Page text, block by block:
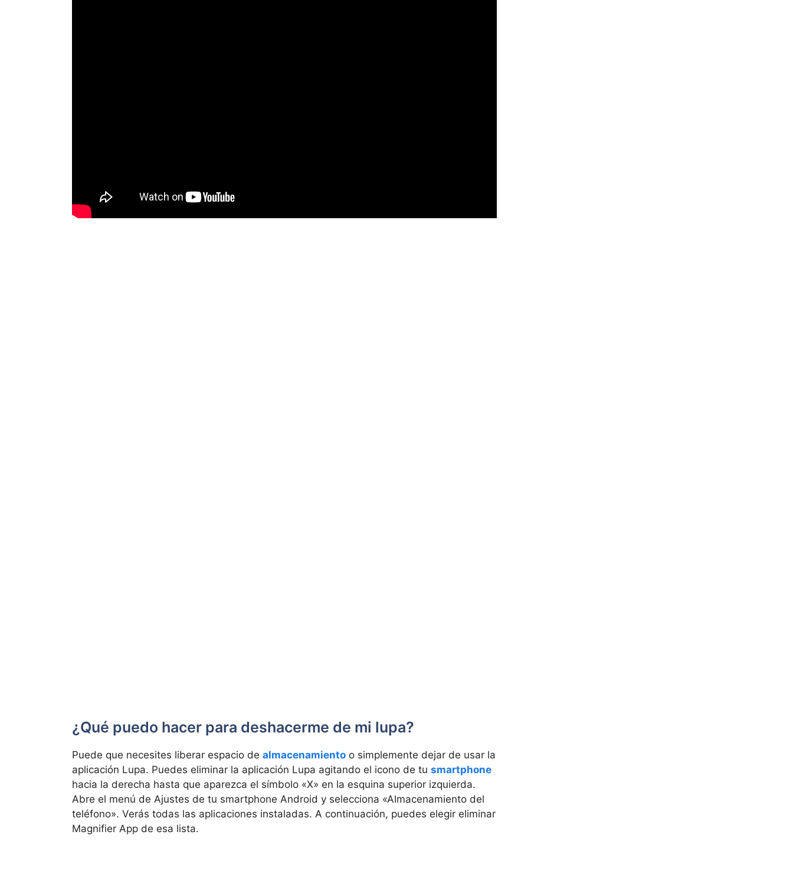
¿Qué puedo hacer para deshacerme de mi lupa?
Puede que necesites liberar espacio de almacenamiento o simplemente dejar de usar la
aplicación Lupa. Puedes eliminar la aplicación Lupa agitando el icono de tu smartphone
hacia la derecha hasta que aparezca el símbolo «X» en la esquina superior izquierda.
Abre el menú de Ajustes de tu smartphone Android y selecciona «Almacenamiento del
teléfono». Verás todas las aplicaciones instaladas. A continuación, puedes elegir eliminar
Magnifier App de esa lista.